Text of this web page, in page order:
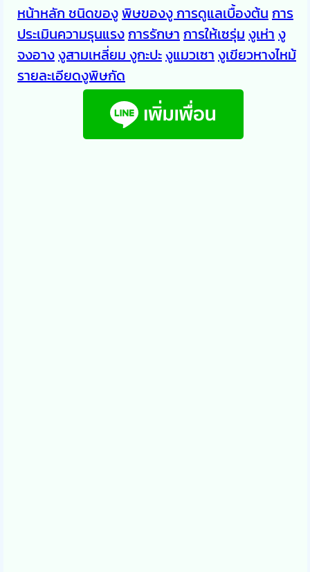
หน้าหลัก ชนิดของูพิษของงูการดูแลเบื้องต้น การ
ประเมินความรุนแรงการรักษา การให้เซรุ่ม งูเห่า งู
จงอางงูสามเหลี่ยม งูกะปะงูแมวเซา งูเขียวหางไหม้
รายละเอียดงูพิษกัด